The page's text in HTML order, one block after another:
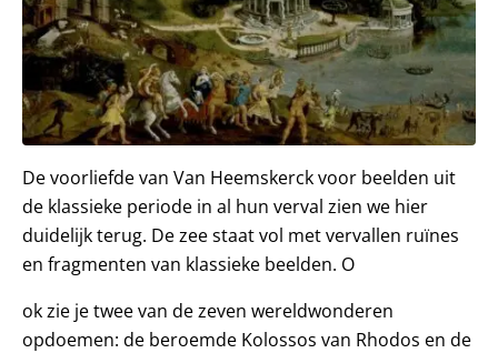
De voorliefde van Van Heemskerck voor beelden uit
de klassieke periode in al hun verval zien we hier
duidelijk terug. De zee staat vol met vervallen ruïnes
en fragmenten van klassieke beelden. O
ok zie je twee van de zeven wereldwonderen
opdoemen: de beroemde Kolossos van Rhodos en de